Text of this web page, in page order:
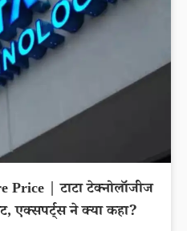
Price | टाटा टेक्नोलॉजीज
एक्सपर्ट्स ने क्या कहा?